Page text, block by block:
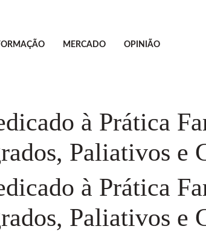
MERCADO OPINIÃO
à Prática
Paliativos e
à Prática
Paliativos e